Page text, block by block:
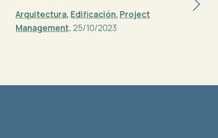
Arquitectura, Edificación, Project
Management.25/10/2023